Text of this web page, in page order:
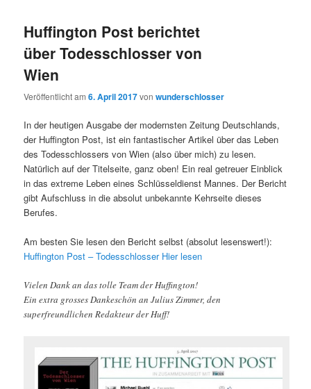
Huffington Post berichtet
über Todesschlosser von
Wien
Veröffentlicht am6. April 2017vonwunderschlosser
In der heutigen Ausgabe der modernsten Zeitung Deutschlands,
der Huffington Post, ist ein fantastischer Artikel über das Leben
des Todesschlossers von Wien (also über mich) zu lesen.
Natürlich auf der Titelseite, ganz oben! Ein real getreuer Einblick
in das extreme Leben eines Schlüsseldienst Mannes. Der Bericht
gibt Aufschluss in die absolut unbekannte Kehrseite dieses
Berufes.
Am besten Sie lesen den Bericht selbst (absolut lesenswert!):
Huffington Post – Todesschlosser Hier lesen
Vielen Dank an das tolle Team der Huffington!
Ein extra grosses Dankeschön an Julius Zimmer, den
superfreundlichen Redakteur der Huff!